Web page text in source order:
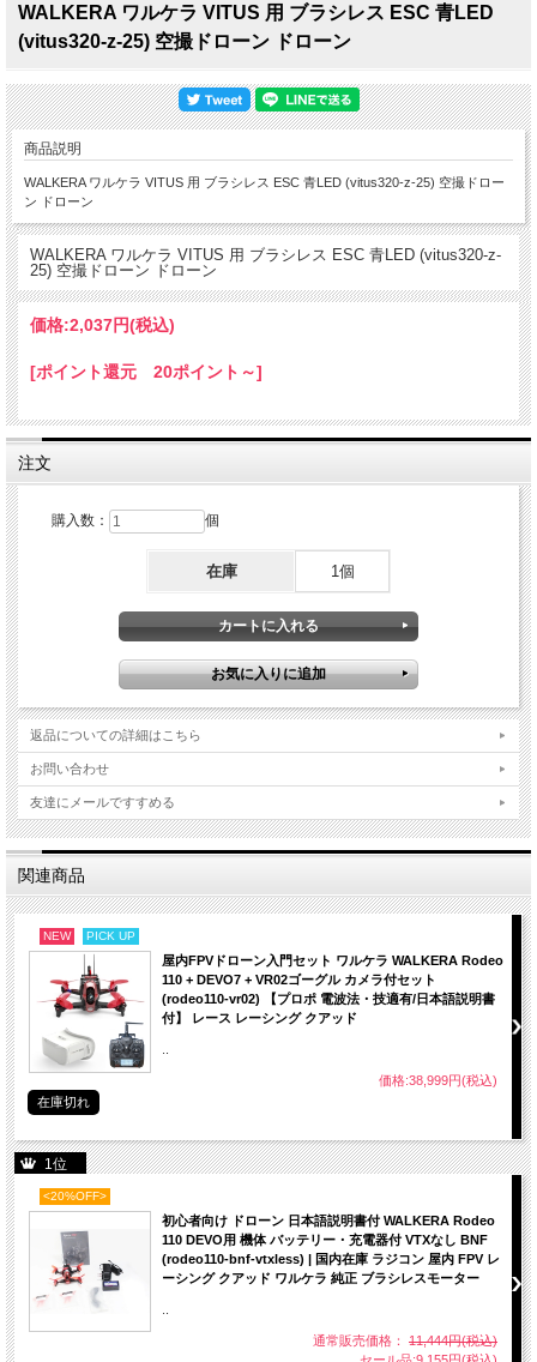
WALKERA ワルケラ VITUS 用 ブラシレス ESC 青LED
(vitus320-z-25) 空撮ドローン ドローン
商品説明
WALKERA ワルケラ VITUS 用 ブラシレス ESC 青LED (vitus320-z-25) 空撮ドロー
ン ドローン
WALKERA ワルケラ VITUS 用 ブラシレス ESC 青LED (vitus320-z-
25) 空撮ドローン ドローン
価格:2,037円(税込)
[ポイント還元 20ポイント～]
注文
購入数： 個
在庫 1個
返品についての詳細はこちら
お問い合わせ
友達にメールですすめる
関連商品
NEW PICK UP
屋内FPVドローン入門セット ワルケラ WALKERA Rodeo
110 + DEVO7 + VR02ゴーグル カメラ付セット
(rodeo110-vr02) 【プロポ 電波法・技適有/日本語説明書
付】 レース レーシング クアッド
価格:38,999円(税込)
在庫切れ
1位
<20%OFF>
初心者向け ドローン 日本語説明書付 WALKERA Rodeo
110 DEVO用 機体 バッテリー・充電器付 VTXなし BNF
(rodeo110-bnf-vtxless) | 国内在庫 ラジコン 屋内 FPV レ
ーシング クアッド ワルケラ 純正 ブラシレスモーター
通常販売価格： 11,444円(税込)